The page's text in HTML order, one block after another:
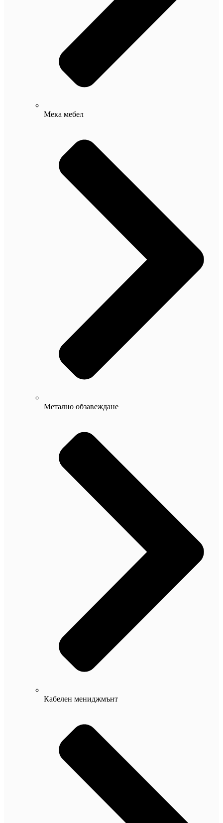
Мека мебел
Метално обзавеждане
Кабелен мениджмънт